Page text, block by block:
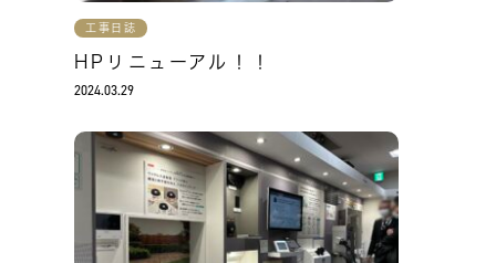
工事日誌
HPリニューアル！！
2024.03.29